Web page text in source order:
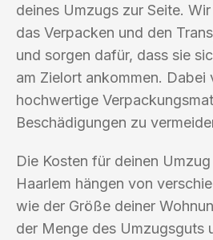
deines Umzugs zur Seite.
das Verpacken und den
und sorgen dafür, dass sie
am Zielort ankommen. Dabei
hochwertige
Beschädigungen zu
Die Kosten für deinen
Haarlem hängen von
wie der Größe deiner
der Menge des Umzugsguts